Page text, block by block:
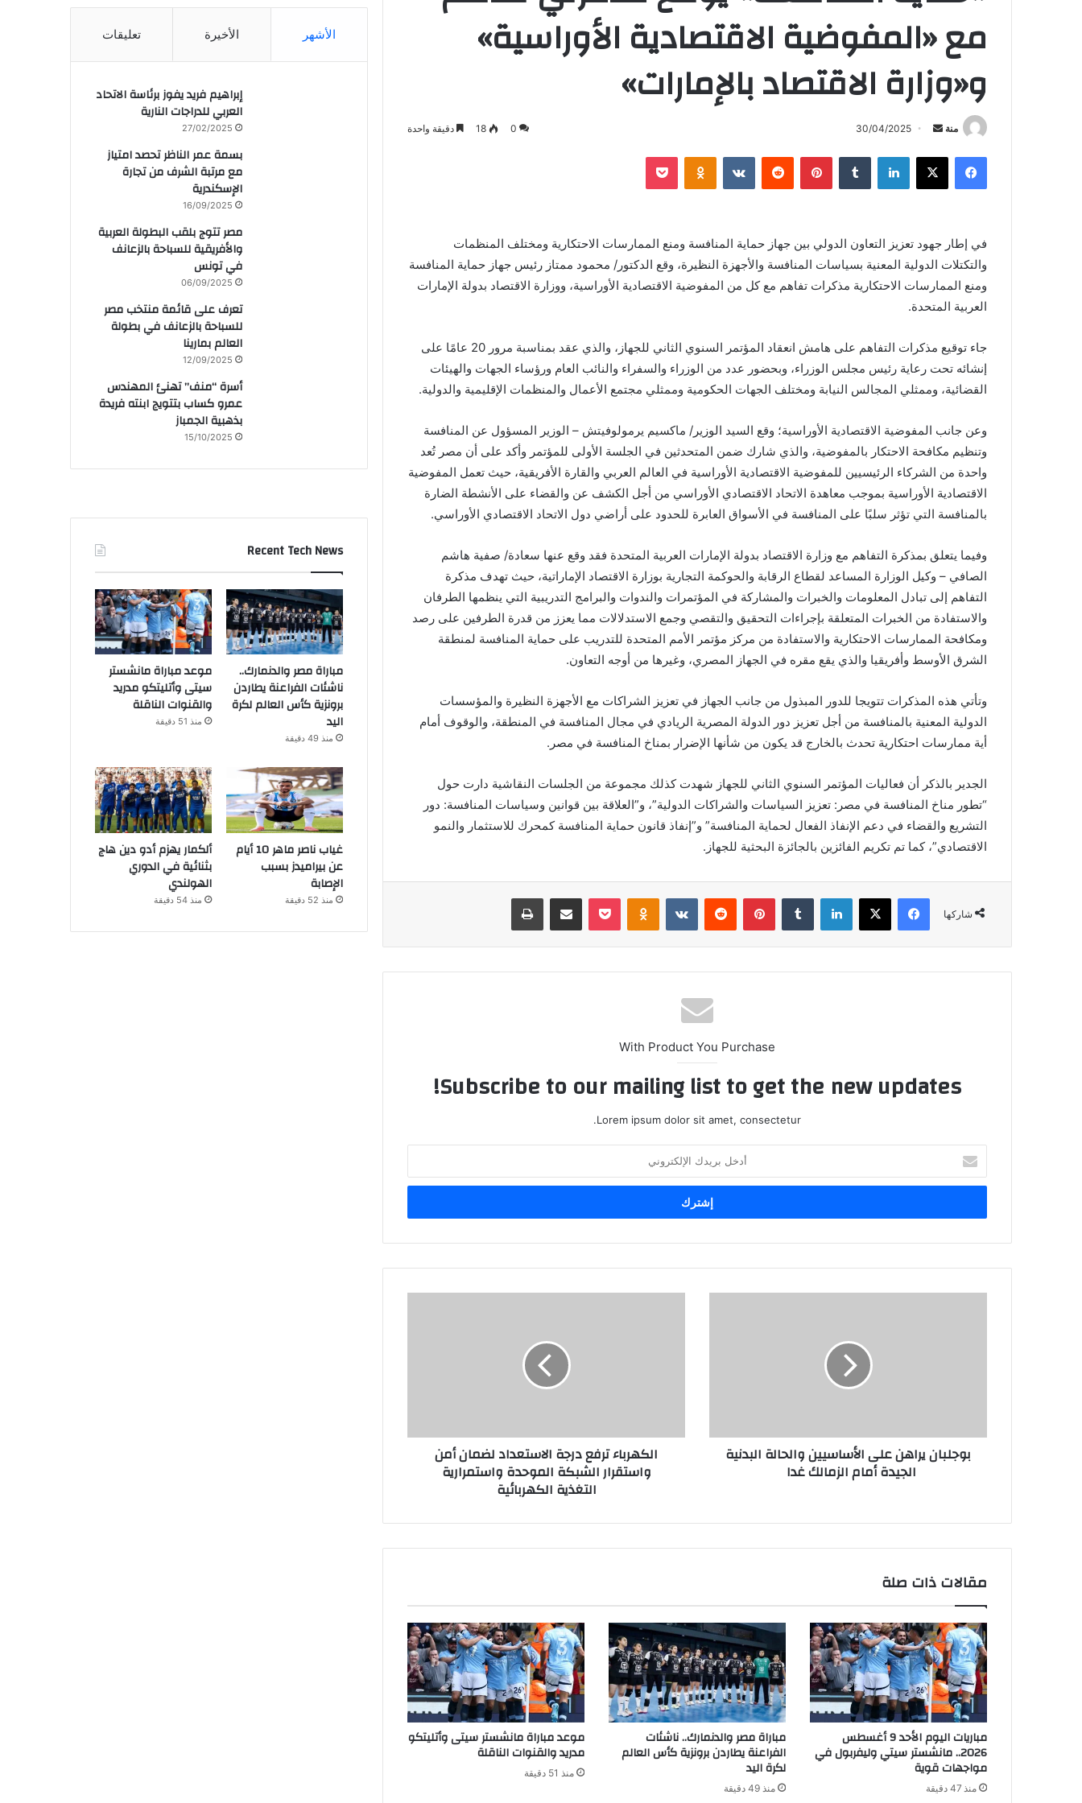
مع «المفوضية الاقتصادية الأوراسية»
و«وزارة الاقتصاد بالإمارات»
منة
أرسل
إلكترونيا
30/04/2025
0
18 دقيقة واحدة
فيسبوك X لينكدإن بينتيريست Odnoklassniki
بوكيت
في إطار جهود تعزيز التعاون الدولي بين جهاز حماية المنافسة ومنع الممارسات الاحتكارية ومختلف المنظمات
والتكتلات الدولية المعنية بسياسات المنافسة والأجهزة النظيرة، وقع الدكتور/ محمود ممتاز رئيس جهاز حماية المنافسة
ومنع الممارسات الاحتكارية مذكرات تفاهم مع كل من المفوضية الاقتصادية الأوراسية، ووزارة الاقتصاد بدولة الإمارات
العربية المتحدة.
جاء توقيع مذكرات التفاهم على هامش انعقاد المؤتمر السنوي الثاني للجهاز، والذي عقد بمناسبة مرور 20 عامًا على
إنشائه تحت رعاية رئيس مجلس الوزراء، وبحضور عدد من الوزراء والسفراء والنائب العام ورؤساء الجهات والهيئات
القضائية، وممثلي المجالس النيابة ومختلف الجهات الحكومية وممثلي مجتمع الأعمال والمنظمات الإقليمية والدولية.
وعن جانب المفوضية الاقتصادية الأوراسية؛ وقع السيد الوزير/ ماكسيم يرمولوفيتش – الوزير المسؤول عن المنافسة
وتنظيم مكافحة الاحتكار بالمفوضية، والذي شارك ضمن المتحدثين في الجلسة الأولى للمؤتمر وأكد على أن مصر تُعد
واحدة من الشركاء الرئيسيين للمفوضية الاقتصادية الأوراسية في العالم العربي والقارة الأفريقية، حيث تعمل المفوضية
الاقتصادية الأوراسية بموجب معاهدة الاتحاد الاقتصادي الأوراسي من أجل الكشف عن والقضاء على الأنشطة الضارة
بالمنافسة التي تؤثر سلبًا على المنافسة في الأسواق العابرة للحدود على أراضي دول الاتحاد الاقتصادي الأوراسي.
وفيما يتعلق بمذكرة التفاهم مع وزارة الاقتصاد بدولة الإمارات العربية المتحدة فقد وقع عنها سعادة/ صفية هاشم
الصافي – وكيل الوزارة المساعد لقطاع الرقابة والحوكمة التجارية بوزارة الاقتصاد الإماراتية، حيث تهدف مذكرة
التفاهم إلى تبادل المعلومات والخبرات والمشاركة في المؤتمرات والندوات والبرامج التدريبية التي ينظمها الطرفان
والاستفادة من الخبرات المتعلقة بإجراءات التحقيق والتقصي وجمع الاستدلالات مما يعزز من قدرة الطرفين على رصد
ومكافحة الممارسات الاحتكارية والاستفادة من مركز مؤتمر الأمم المتحدة للتدريب على حماية المنافسة لمنطقة
الشرق الأوسط وأفريقيا والذي يقع مقره في الجهاز المصري، وغيرها من أوجه التعاون.
وتأتي هذه المذكرات تتويجا للدور المبذول من جانب الجهاز في تعزيز الشراكات مع الأجهزة النظيرة والمؤسسات
الدولية المعنية بالمنافسة من أجل تعزيز دور الدولة المصرية الريادي في مجال المنافسة في المنطقة، والوقوف أمام
أية ممارسات احتكارية تحدث بالخارج قد يكون من شأنها الإضرار بمناخ المنافسة في مصر.
الجدير بالذكر أن فعاليات المؤتمر السنوي الثاني للجهاز شهدت كذلك مجموعة من الجلسات النقاشية دارت حول
“تطور مناخ المنافسة في مصر: تعزيز السياسات والشراكات الدولية”، و”العلاقة بين قوانين وسياسات المنافسة: دور
التشريع والقضاء في دعم الإنفاذ الفعال لحماية المنافسة” و”إنفاذ قانون حماية المنافسة كمحرك للاستثمار والنمو
الاقتصادي”، كما تم تكريم الفائزين بالجائزة البحثية للجهاز.
شاركها
فيسبوك X لينكدإن بينتيريست Odnoklassniki
بوكيت مشاركة عبر البريد طباعة
With Product You Purchase
Subscribe to our mailing list to get the new updates!
Lorem ipsum dolor sit amet, consectetur.
بريدك
الإلكتروني
بوجلبان يراهن على الأساسيين والحالة البدنية
الجيدة أمام الزمالك غدا
الكهرباء ترفع درجة الاستعداد لضمان أمن
واستقرار الشبكة الموحدة واستمرارية
التغذية الكهربائية
مقالات ذات صلة
مباريات اليوم الأحد 9 أغسطس
2026.. مانشستر سيتي وليفربول في
مواجهات قوية
منذ 47 دقيقة
مباراة مصر والدنمارك.. ناشئات
الفراعنة يطاردن برونزية كأس العالم
لكرة اليد
منذ 49 دقيقة
موعد مباراة مانشستر سيتى وأتليتكو
مدريد والقنوات الناقلة
منذ 51 دقيقة
الأشهر الأخيرة تعليقات
إبراهيم فريد يفوز برئاسة الاتحاد
العربي للدراجات النارية
27/02/2025
بسمة عمر الناظر تحصد امتياز
مع مرتبة الشرف من تجارة
الإسكندرية
16/09/2025
مصر تتوج بلقب البطولة العربية
والأفريقية للسباحة بالزعانف
في تونس
06/09/2025
تعرف على قائمة منتخب مصر
للسباحة بالزعانف في بطولة
العالم بمارينا
12/09/2025
أسرة “منف” تهنئ المهندس
عمرو كساب بتتويج ابنته فريدة
بذهبية الجمباز
15/10/2025
Recent Tech News
مباراة مصر والدنمارك..
ناشئات الفراعنة يطاردن
برونزية كأس العالم لكرة
اليد
منذ 49 دقيقة
موعد مباراة مانشستر
سيتى وأتليتكو مدريد
والقنوات الناقلة
منذ 51 دقيقة
غياب ناصر ماهر 10 أيام
عن بيراميدز بسبب
الإصابة
منذ 52 دقيقة
ألكمار يهزم أدو دين هاج
بثنائية في الدوري
الهولندي
منذ 54 دقيقة